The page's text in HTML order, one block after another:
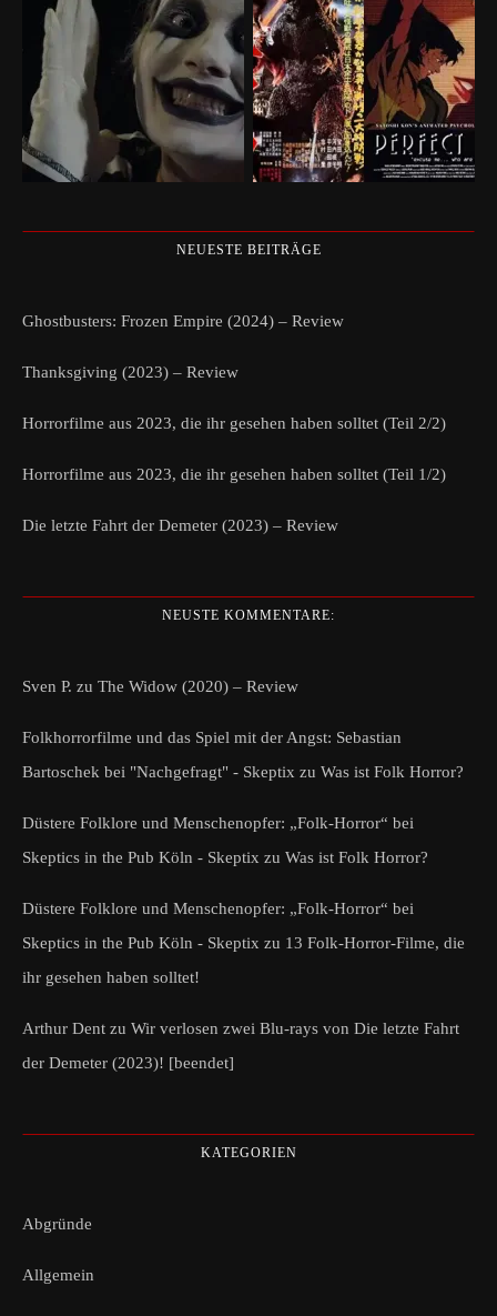
NEUESTE BEITRÄGE
Ghostbusters: Frozen Empire (2024) – Review
Thanksgiving (2023) – Review
Horrorfilme aus 2023, die ihr gesehen haben solltet (Teil 2/2)
Horrorfilme aus 2023, die ihr gesehen haben solltet (Teil 1/2)
Die letzte Fahrt der Demeter (2023) – Review
NEUSTE KOMMENTARE:
Sven P. zu The Widow (2020) – Review
Folkhorrorfilme und das Spiel mit der Angst: Sebastian
Bartoschek bei "Nachgefragt" - Skeptix zu Was ist Folk Horror?
Düstere Folklore und Menschenopfer: „Folk-Horror“ bei
Skeptics in the Pub Köln - Skeptix zu Was ist Folk Horror?
Düstere Folklore und Menschenopfer: „Folk-Horror“ bei
Skeptics in the Pub Köln - Skeptix zu 13 Folk-Horror-Filme, die
ihr gesehen haben solltet!
Arthur Dent zu Wir verlosen zwei Blu-rays von Die letzte Fahrt
der Demeter (2023)! [beendet]
KATEGORIEN
Abgründe
Allgemein